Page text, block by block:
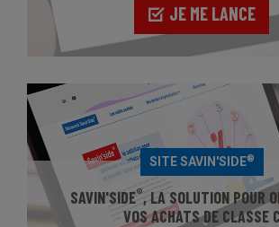
JE ME LANCE
SITE SAVIN'SIDE®
SAVIN'SIDE®, LA SOLUTION POUR
VOS ACHATS DE CLASSE C